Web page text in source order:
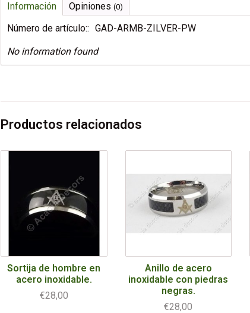
Información Opiniones (0)
Número de artículo:: GAD-ARMB-ZILVER-PW
No information found
Productos relacionados
Sortija de hombre en
acero inoxidable.
€28,00
Anillo de acero
inoxidable con piedras
negras.
€28,00